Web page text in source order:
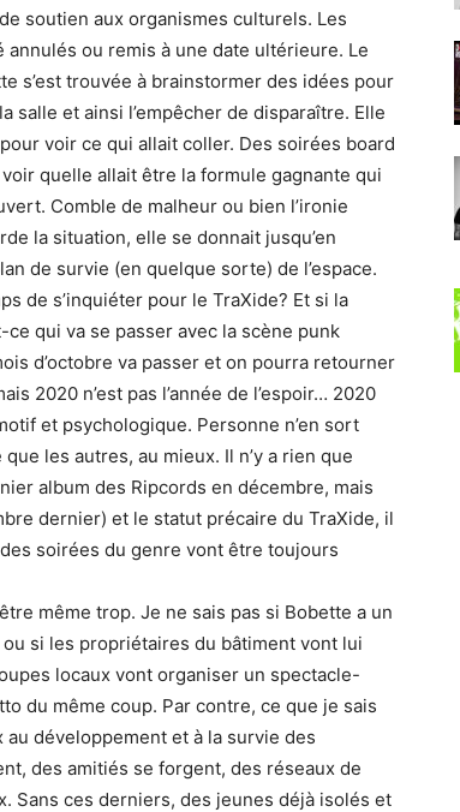
soutien aux organismes culturels. Les
ou remis à une date ultérieure. Le
s’est trouvée à brainstormer des idées pour
salle et ainsi l’empêcher de disparaître. Elle
voir ce qui allait coller. Des soirées board
quelle allait être la formule gagnante qui
Comble de malheur ou bien l’ironie
la situation, elle se donnait jusqu’en
de survie (en quelque sorte) de l’espace.
de s’inquiéter pour le TraXide? Et si la
qui va se passer avec la scène punk
d’octobre va passer et on pourra retourner
2020 n’est pas l’année de l’espoir… 2020
et psychologique. Personne n’en sort
les autres, au mieux. Il n’y a rien que
album des Ripcords en décembre, mais
dernier) et le statut précaire du TraXide, il
soirées du genre vont être toujours
même trop. Je ne sais pas si Bobette a un
si les propriétaires du bâtiment vont lui
locaux vont organiser un spectacle-
du même coup. Par contre, ce que je sais
au développement et à la survie des
des amitiés se forgent, des réseaux de
Sans ces derniers, des jeunes déjà isolés et